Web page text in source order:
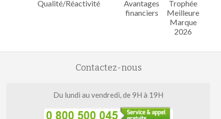
Qualité/Réactivité
Avantages
financiers
Trophée
Meilleure
Marque
2026
Contactez-nous
Du lundi au vendredi, de 9H à 19H